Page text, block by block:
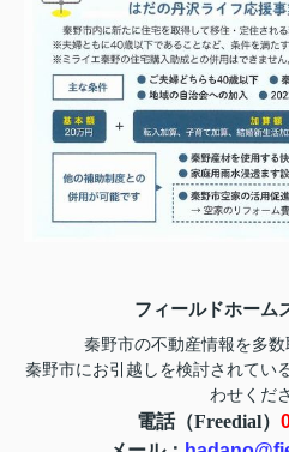
フィールドホーム
秦野市の不動産情報を多数
秦野市にお引越しを検討されてい
わせ くだ
電話（Freedial）